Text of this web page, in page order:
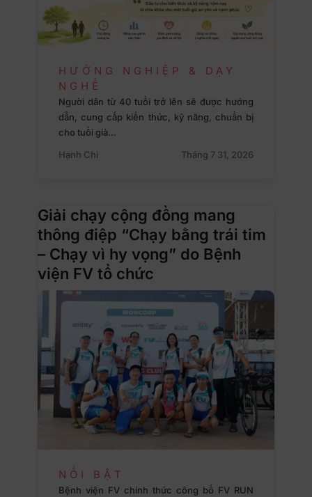
HƯỚNG NGHIỆP & DẠY
NGHỀ
Người dân từ 40 tuổi trở lên sẽ được hướng
dẫn, cung cấp kiến thức, kỹ năng, chuẩn bị
cho tuổi già…
Hạnh Chi
Tháng 7 31, 2026
Giải chạy cộng đồng mang
thông điệp “Chạy bằng trái tim
– Chạy vì hy vọng” do Bệnh
viện FV tổ chức
NỔI BẬT
Bệnh viện FV chính thức công bố FV RUN